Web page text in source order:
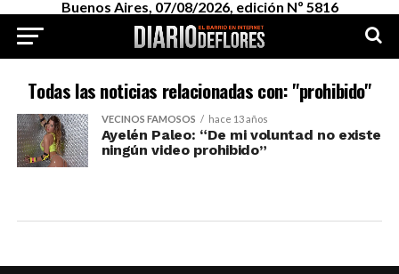
Buenos Aires, 07/08/2026, edición Nº 5816
Todas las noticias relacionadas con: "prohibido"
VECINOS FAMOSOS hace 13 años
Ayelén Paleo: “De mi voluntad no existe
ningún video prohibido”